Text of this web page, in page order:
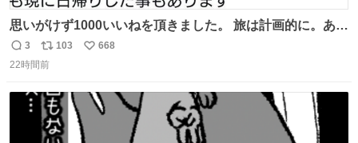
思いがけず1000いいねを頂きました。 旅は計画的に。あな
たの旅は誰も保証してくれない。 お金を出したら際限なく
ワガママを受け入れてくれると思うな。それはカスハラ。
言え。 以上、乗り鉄の端くれの意見でした。
返
信
3
リ
ポ
ト
数
103
い
数
668
22時間前